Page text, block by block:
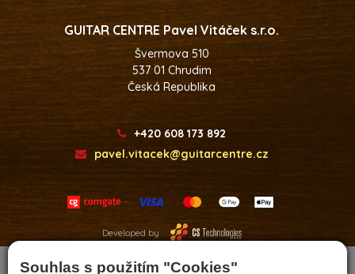
Souhlas s použitím "Cookies"
GUITAR CENTRE Pavel Vitáček s.r.o.
Švermova 510
537 01 Chrudim
Česká Republika
+420 608 173 892
pavel.vitacek@guitarcentre.cz
Developed by